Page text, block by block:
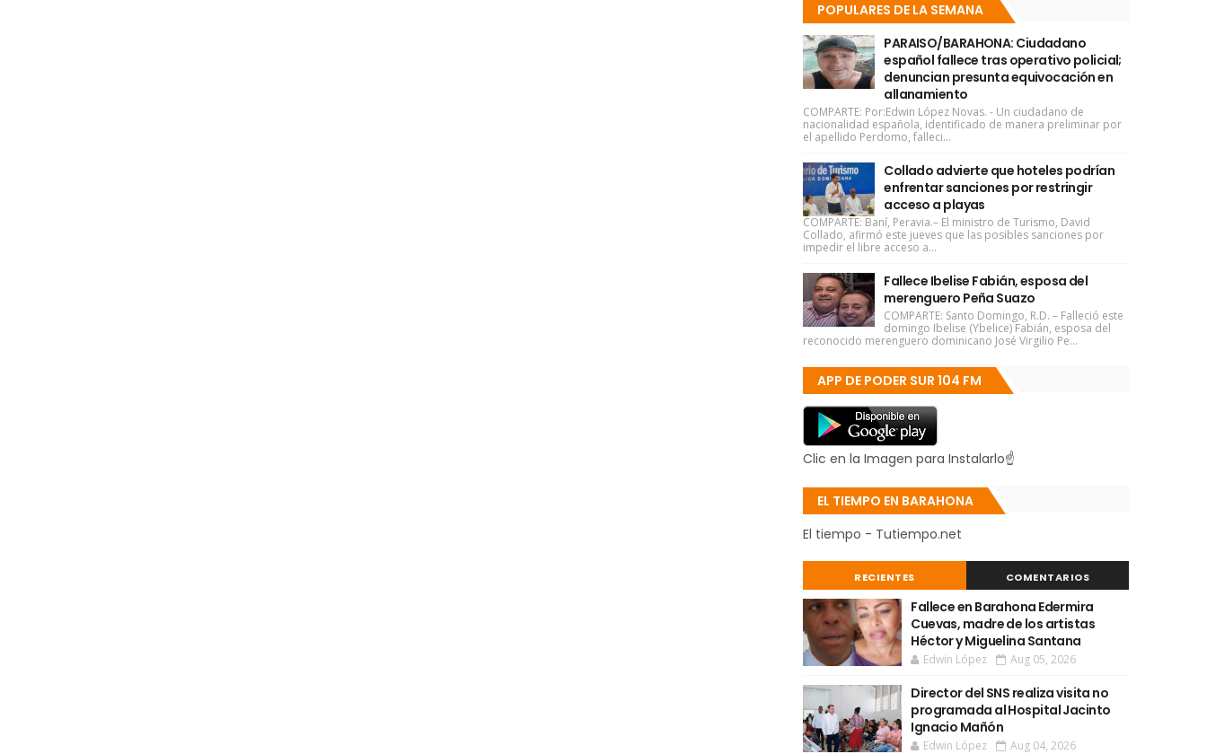
POPULARES DE LA SEMANA
PARAISO/BARAHONA: Ciudadano
español fallece tras operativo policial;
denuncian presunta equivocación en
allanamiento
COMPARTE: Por:Edwin López Novas. - Un ciudadano de
nacionalidad española, identificado de manera preliminar por
el apellido Perdomo, falleci...
Collado advierte que hoteles podrían
enfrentar sanciones por restringir
acceso a playas
COMPARTE: Baní, Peravia.– El ministro de Turismo, David
Collado, afirmó este jueves que las posibles sanciones por
impedir el libre acceso a...
Fallece Ibelise Fabián, esposa del
merenguero Peña Suazo
COMPARTE: Santo Domingo, R.D. – Falleció este
domingo Ibelise (Ybelice) Fabián, esposa del
reconocido merenguero dominicano José Virgilio Pe...
APP DE PODER SUR 104 FM
Clic en la Imagen para Instalarlo☝
EL TIEMPO EN BARAHONA
El tiempo - Tutiempo.net
RECIENTES COMENTARIOS
Fallece en Barahona Edermira
Cuevas, madre de los artistas
Héctor y Miguelina Santana
Edwin López Aug 05, 2026
Director del SNS realiza visita no
programada al Hospital Jacinto
Ignacio Mañón
Edwin López Aug 04, 2026